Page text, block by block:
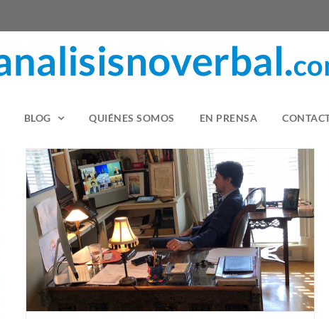
BLOG QUIÉNES SOMOS EN PRENSA